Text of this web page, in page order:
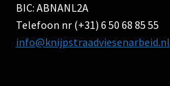
BIC: ABNANL2A
Telefoon nr (+31) 6 50 68 85 55
info@knijpstraadviesenarbeid.nl